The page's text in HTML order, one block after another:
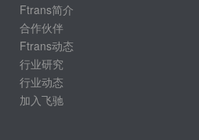
Ftrans简介
合作伙伴
Ftrans动态
行业研究
行业动态
加入飞驰